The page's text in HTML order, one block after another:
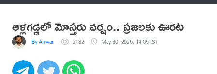
ఆళ్లగడ్డలో మోస్తరు వర్షం.. ప్రజలకు ఊరట
By Anwar 2182 May 30, 2026, 14:05 IST